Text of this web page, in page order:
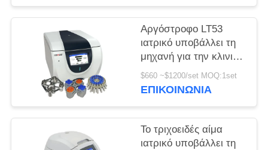
κατεψυγμένη
υποβάλλει
Αργόστροφο LT53
ιατρικό υποβάλλει τη
μηχανή για την κλινική
γενετική βιολογία
ιατρικής σε
$660 ~$1200/set MOQ:1set
ΕΠΙΚΟΙΝΩΝΊΑ
Το τριχοειδές αίμα
ιατρικό υποβάλλει τη